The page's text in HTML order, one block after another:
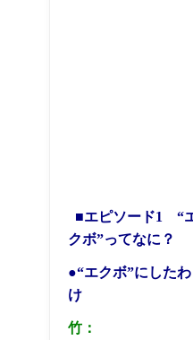
■エピソード1 “
クボ”ってなに？
●“エクボ”にしたわ
け
竹：